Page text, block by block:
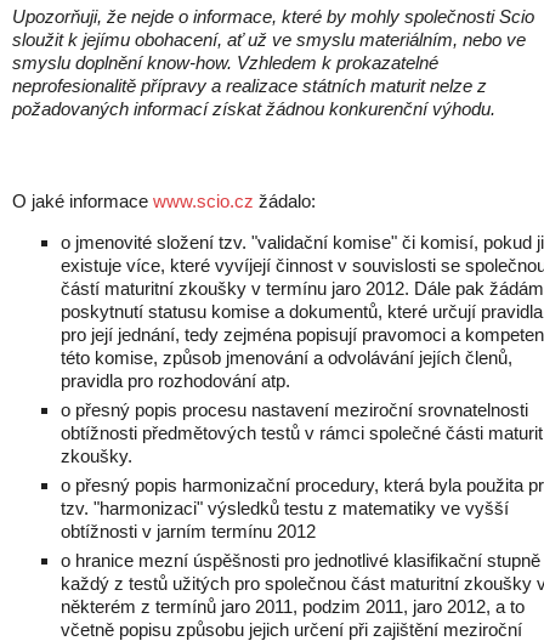
Upozorňuji, že nejde o informace, které by mohly společnosti Scio
sloužit k jejímu obohacení, ať už ve smyslu materiálním, nebo ve
smyslu doplnění know-how. Vzhledem k prokazatelné
neprofesionalitě přípravy a realizace státních maturit nelze z
požadovaných informací získat žádnou konkurenční výhodu.
O jaké informace www.scio.cz žádalo:
o jmenovité složení tzv. "validační komise" či komisí, pokud
existuje více, které vyvíjejí činnost v souvislosti se
částí maturitní zkoušky v termínu jaro 2012. Dále pak
poskytnutí statusu komise a dokumentů, které určují pravidla
pro její jednání, tedy zejména popisují pravomoci a
této komise, způsob jmenování a odvolávání jejích členů,
pravidla pro rozhodování atp.
o přesný popis procesu nastavení meziroční srovnatelnosti
obtížnosti předmětových testů v rámci společné části
zkoušky.
o přesný popis harmonizační procedury, která byla použita
tzv. "harmonizaci" výsledků testu z matematiky ve vyšší
obtížnosti v jarním termínu 2012
o hranice mezní úspěšnosti pro jednotlivé klasifikační stupně
každý z testů užitých pro společnou část maturitní zkoušky
některém z termínů jaro 2011, podzim 2011, jaro 2012, a to
včetně popisu způsobu jejich určení při zajištění meziroční